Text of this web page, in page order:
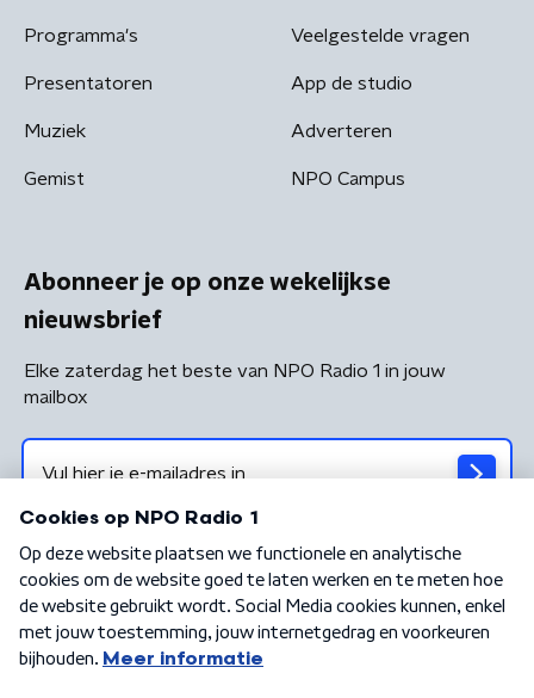
Programma's
Presentatoren
Muziek
Gemist
Veelgestelde vragen
App de studio
Adverteren
NPO Campus
Abonneer je op onze wekelijkse
nieuwsbrief
Elke zaterdag het beste van NPO Radio 1 in jouw
mailbox
Algemene voorwaarden